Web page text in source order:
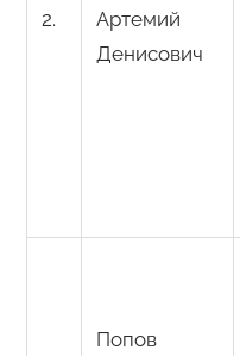
2.
Артемий
Денисович
Попов